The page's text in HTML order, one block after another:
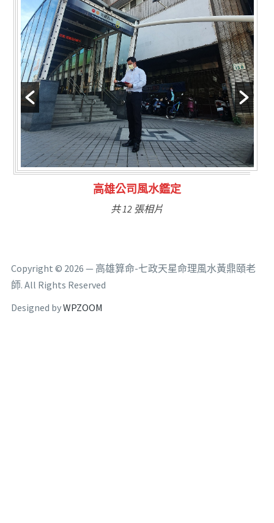
林氏福主量子生基造命
共 6 張相片
Copyright © 2026 — 高雄算命-七政天星命理風水黃鼎頤老
師. All Rights Reserved
Designed byWPZOOM